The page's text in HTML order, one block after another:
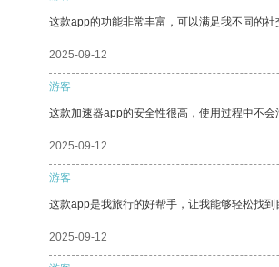
这款app的功能非常丰富，可以满足我不同的社
2025-09-12
游客
这款加速器app的安全性很高，使用过程中不
2025-09-12
游客
这款app是我旅行的好帮手，让我能够轻松找到
2025-09-12